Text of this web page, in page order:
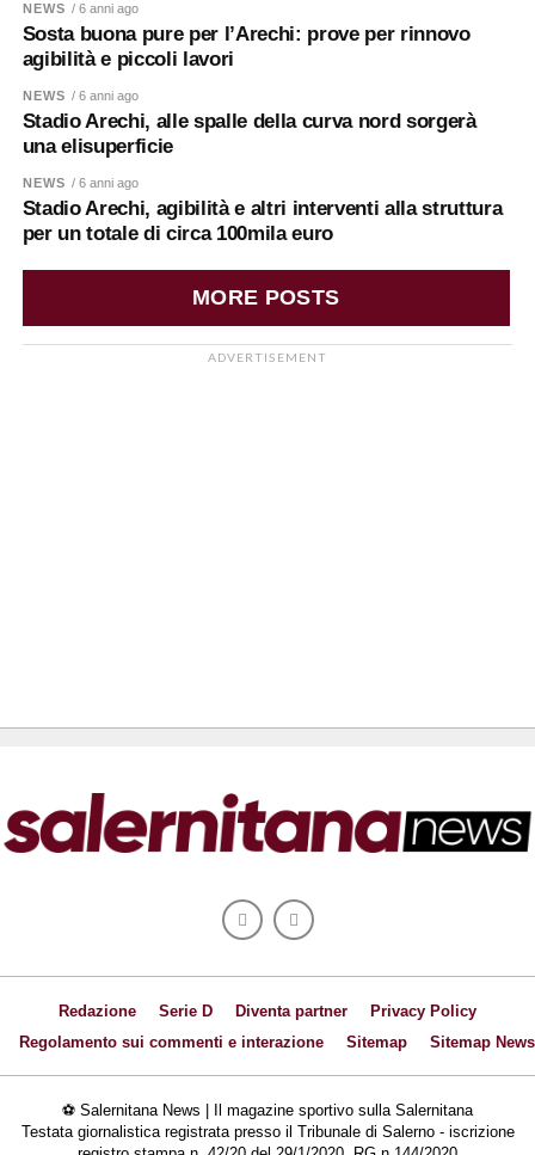
NEWS / 6 anni ago
Sosta buona pure per l’Arechi: prove per rinnovo
agibilità e piccoli lavori
NEWS / 6 anni ago
Stadio Arechi, alle spalle della curva nord sorgerà
una elisuperficie
NEWS / 6 anni ago
Stadio Arechi, agibilità e altri interventi alla struttura
per un totale di circa 100mila euro
MORE POSTS
ADVERTISEMENT
Redazione Serie D Diventa partner
Privacy Policy
Regolamento sui commenti e interazione
Sitemap Sitemap News
⚽ Salernitana News | Il magazine sportivo sulla Salernitana
Testata giornalistica registrata presso il Tribunale di Salerno - iscrizione